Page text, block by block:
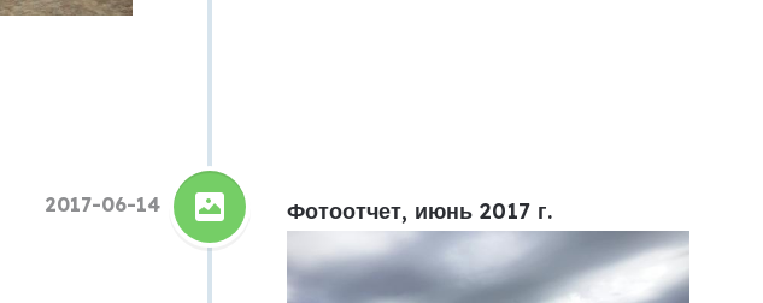
Фотоотчет, июнь 2017 г.
2017-06-14